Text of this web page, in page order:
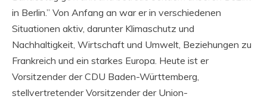
in Berlin.” Von Anfang an war er in verschiedenen
Situationen aktiv, darunter Klimaschutz und
Nachhaltigkeit, Wirtschaft und Umwelt, Beziehungen zu
Frankreich und ein starkes Europa. Heute ist er
Vorsitzender der CDU Baden-Württemberg,
stellvertretender Vorsitzender der Union-